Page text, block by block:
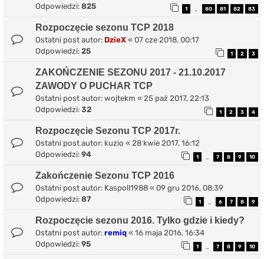
Odpowiedzi: 825 1 80 81 82 83
Rozpoczęcie sezonu TCP 2018
Ostatni post autor: DzieX « 07 cze 2018, 00:17
Odpowiedzi: 25 1 2 3
ZAKOŃCZENIE SEZONU 2017 - 21.10.2017
ZAWODY O PUCHAR TCP
Ostatni post autor: wojtekm « 25 paź 2017, 22:13
Odpowiedzi: 32 1 2 3 4
Rozpoczęcie Sezonu TCP 2017r.
Ostatni post autor: kuzio « 28 kwie 2017, 16:12
Odpowiedzi: 94 1 7 8 9 10
Zakończenie Sezonu TCP 2016
Ostatni post autor: Kaspoll1988 « 09 gru 2016, 08:39
Odpowiedzi: 87 1 6 7 8 9
Rozpoczęcie sezonu 2016. Tylko gdzie i kiedy?
Ostatni post autor: remiq « 16 maja 2016, 16:34
Odpowiedzi: 95 1 7 8 9 10